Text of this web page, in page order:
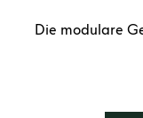
Die modulare